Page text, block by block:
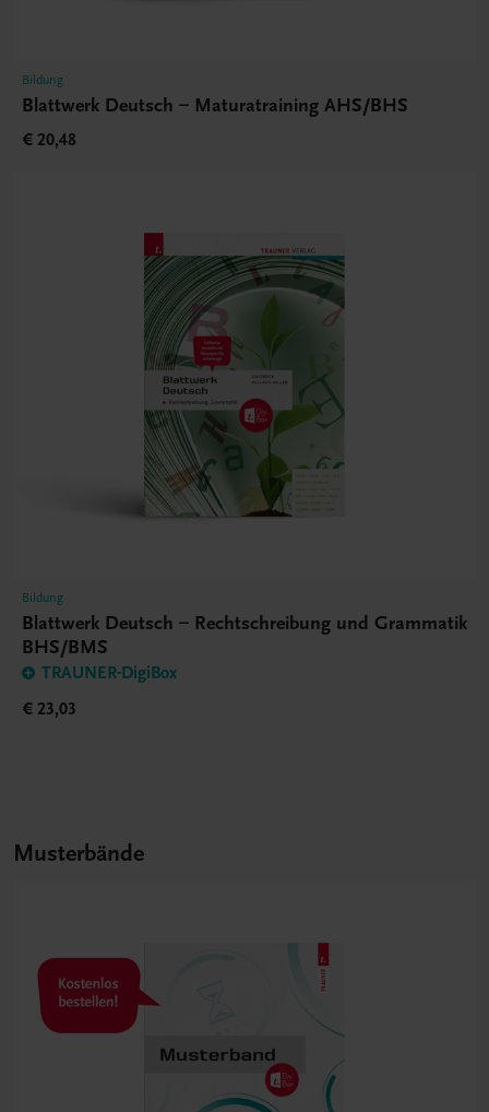
Bildung
Blattwerk Deutsch – Maturatraining AHS/BHS
€ 20,48
Bildung
Blattwerk Deutsch – Rechtschreibung und Grammatik
BHS/BMS
TRAUNER-DigiBox
€ 23,03
Musterbände